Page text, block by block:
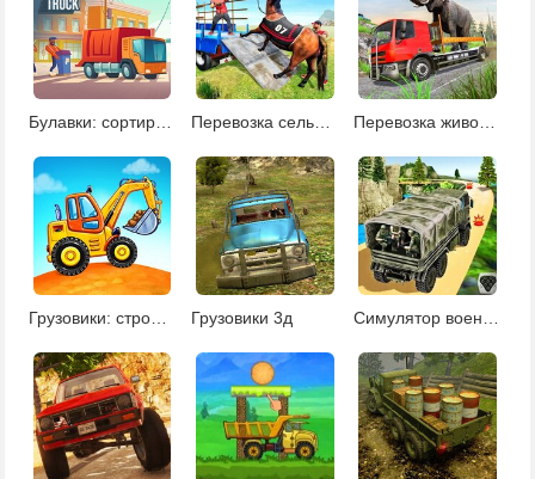
Булавки: сортировка мусора Перевозка сельскохозяйственных животных Перевозка животных
Грузовики: строительство домов Грузовики 3д Симулятор военного грузовика